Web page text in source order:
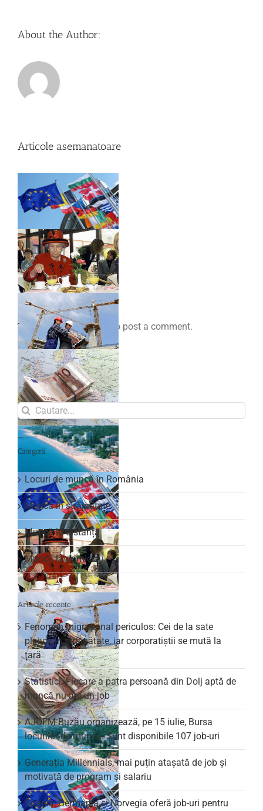
About the Author:
Articole asemanatoare
Comenteaza
You must belogged in to post a comment.
Search
for:
Categorii
Locuri de muncă în România
Muncă în străinătate
Muncă la distanță
Muncă la domiciliu
Articole recente
Fenomen migrațional periculos: Cei de la sate
pleacă în străinătate, iar corporatiștii se mută la
țară
Statistici: Fiecare a patra persoană din Dolj aptă de
muncă nu are un job
AJOFM Buzău organizează, pe 15 iulie, Bursa
locurilor de muncă. Sunt disponibile 107 job-uri
Generația Millennials, mai puțin atașată de job și
motivată de program și salariu
Spania, Germania și Norvegia oferă job-uri pentru